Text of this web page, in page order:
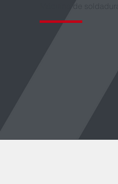
Máquina de